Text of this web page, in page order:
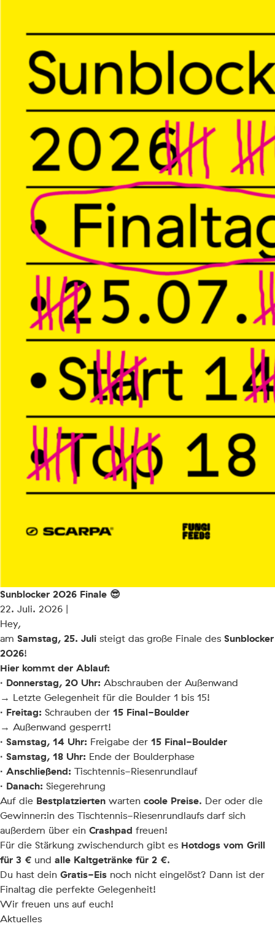
Sunblocker 2026 Finale 😎
22. Juli. 2026 |
Hey,
am Samstag, 25. Juli steigt das große Finale des Sunblocker
2026!
Hier kommt der Ablauf:
· Donnerstag, 20 Uhr: Abschrauben der Außenwand
→ Letzte Gelegenheit für die Boulder 1 bis 15!
· Freitag: Schrauben der 15 Final-Boulder
→ Außenwand gesperrt!
· Samstag, 14 Uhr: Freigabe der 15 Final-Boulder
· Samstag, 18 Uhr: Ende der Boulderphase
· Anschließend: Tischtennis-Riesenrundlauf
· Danach: Siegerehrung
Auf die Bestplatzierten warten coole Preise. Der oder die
Gewinner:in des Tischtennis-Riesenrundlaufs darf sich
außerdem über ein Crashpad freuen!
Für die Stärkung zwischendurch gibt es Hotdogs vom Grill
für 3 € und alle Kaltgetränke für 2 €.
Du hast dein Gratis-Eis noch nicht eingelöst? Dann ist der
Finaltag die perfekte Gelegenheit!
Wir freuen uns auf euch!
Aktuelles